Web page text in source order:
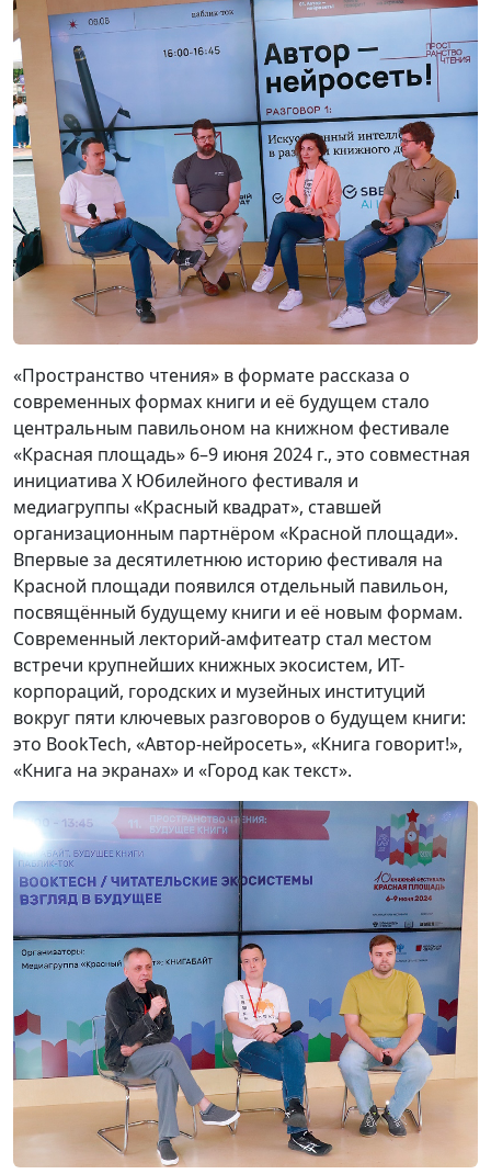
«Пространство чтения» в формате рассказа о
современных формах книги и её будущем стало
центральным павильоном на книжном фестивале
«Красная площадь» 6–9 июня 2024 г., это совместная
инициатива X Юбилейного фестиваля и
медиагруппы «Красный квадрат», ставшей
организационным партнёром «Красной площади».
Впервые за десятилетнюю историю фестиваля на
Красной площади появился отдельный павильон,
посвящённый будущему книги и её новым формам.
Современный лекторий-амфитеатр стал местом
встречи крупнейших книжных экосистем, ИT-
корпораций, городских и музейных институций
вокруг пяти ключевых разговоров о будущем книги:
это BookTech, «Автор-нейросеть», «Книга говорит!»,
«Книга на экранах» и «Город как текст».